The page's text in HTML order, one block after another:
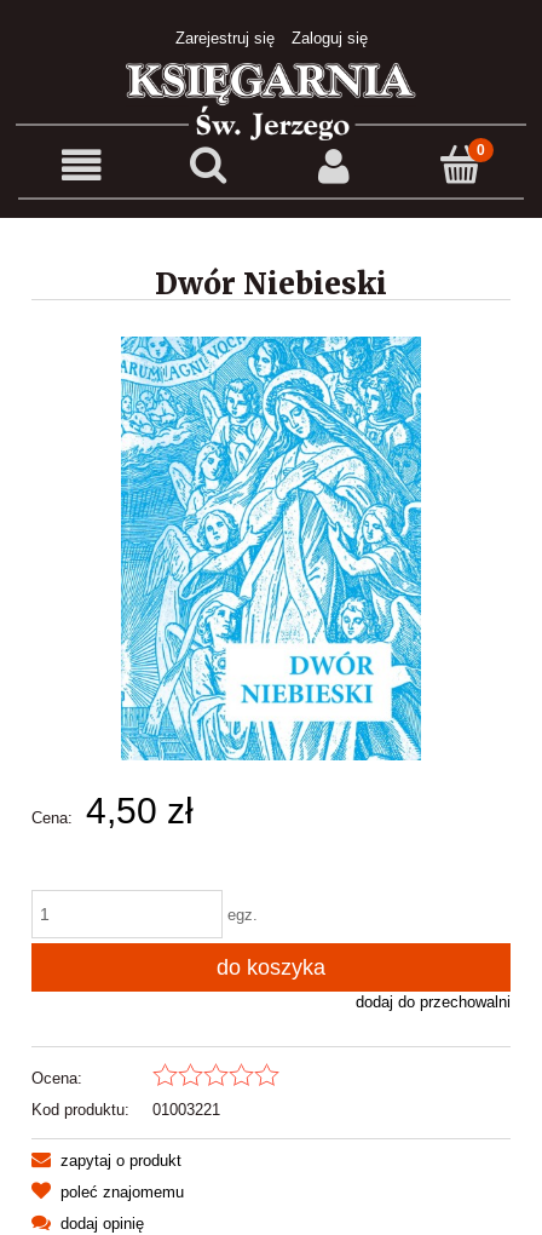
Zarejestruj się Zaloguj się
Dwór Niebieski
Cena: 4,50 zł
egz.
do koszyka
dodaj do przechowalni
Ocena:
Kod produktu:
01003221
zapytaj o produkt
poleć znajomemu
dodaj opinię